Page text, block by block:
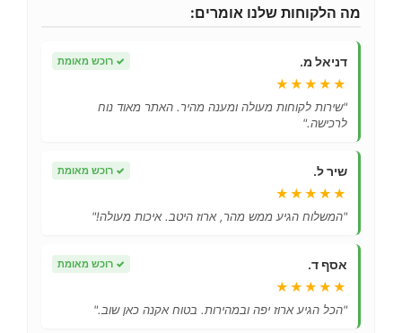
מה הלקוחות שלנו אומרים:
דניאל מ. ✓ רוכש מאומת
★★★★★
"שירות לקוחות מעולה ומענה מהיר. האתר מאוד נוח
לרכישה."
שיר ל. ✓ רוכש מאומת
★★★★★
"המשלוח הגיע ממש מהר, ארוז היטב. איכות מעולה!"
אסף ד. ✓ רוכש מאומת
★★★★★
"הכל הגיע ארוז יפה ובמהירות. בטוח אקנה כאן שוב."